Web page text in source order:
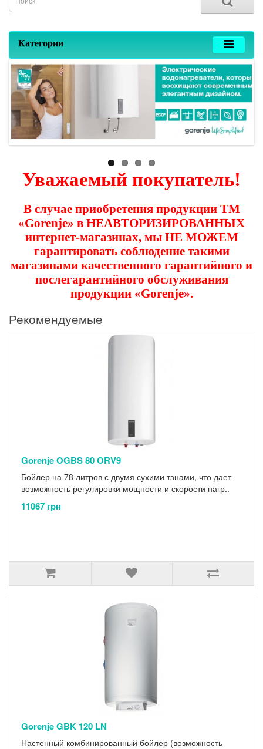
Категории
Уважаемый покупатель!
В случае приобретения продукции ТМ
«Gorenje» в НЕАВТОРИЗИРОВАННЫХ
интернет-магазинах, мы НЕ МОЖЕМ
гарантировать соблюдение такими
магазинами качественного гарантийного и
послегарантийного обслуживания
продукции «Gorenje».
Рекомендуемые
Gorenje OGBS 80 ORV9
Бойлер на 78 литров с двумя сухими тэнами, что дает
возможность регулировки мощности и скорости нагр..
11067 грн
Gorenje GBK 120 LN
Настенный комбинированный бойлер (возможность